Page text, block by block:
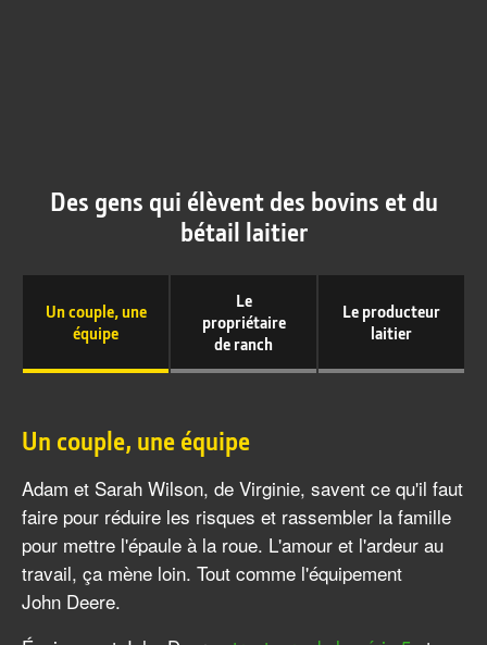
Des gens qui élèvent des bovins et du
bétail laitier
Un couple, une
équipe
Le
propriétaire
de ranch
Le producteur
laitier
Un couple, une équipe
Adam et Sarah Wilson, de Virginie, savent ce qu'il faut
faire pour réduire les risques et rassembler la famille
pour mettre l'épaule à la roue. L'amour et l'ardeur au
travail, ça mène loin. Tout comme l'équipement
John Deere.